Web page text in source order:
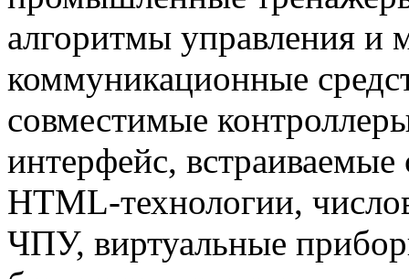
алгоритмы управления и
коммуникационные
совместимые
интерфейс,
HTML-технологии,
ЧПУ, виртуальные